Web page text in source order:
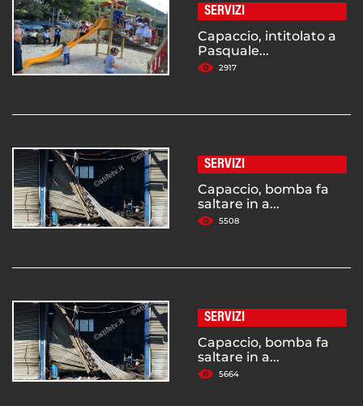
SERVIZI
Capaccio, intitolato a
Pasquale...
2917
SERVIZI
Capaccio, bomba fa
saltare in a...
5508
SERVIZI
Capaccio, bomba fa
saltare in a...
5664